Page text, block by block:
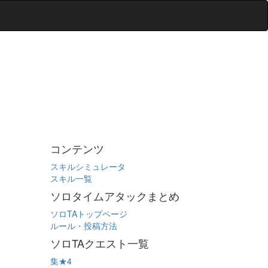
コンテンツ
スキルシミュレータ
スキル一覧
ソロタイムアタックまとめ
ソロTAトップページ
ルール・投稿方法
ソロTAクエスト一覧
集★4